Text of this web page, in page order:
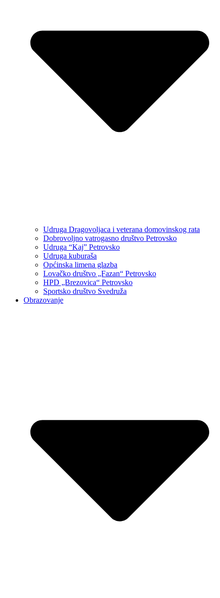
Udruga Dragovoljaca i veterana domovinskog rata
Dobrovoljno vatrogasno društvo Petrovsko
Udruga “Kaj” Petrovsko
Udruga kuburaša
Općinska limena glazba
Lovačko društvo „Fazan“ Petrovsko
HPD „Brezovica“ Petrovsko
Sportsko društvo Svedruža
Obrazovanje